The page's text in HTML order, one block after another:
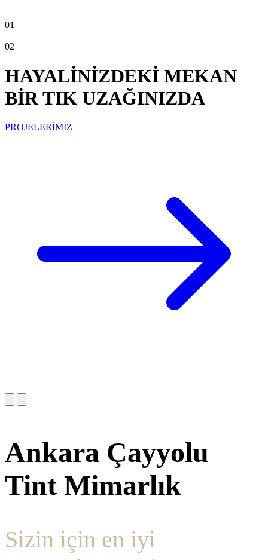
01
02
HAYALİNİZDEKİ MEKAN
BİR TIK UZAĞINIZDA
PROJELERİMİZ
Ankara Çayyolu
Tint Mimarlık
Sizin için en iyi